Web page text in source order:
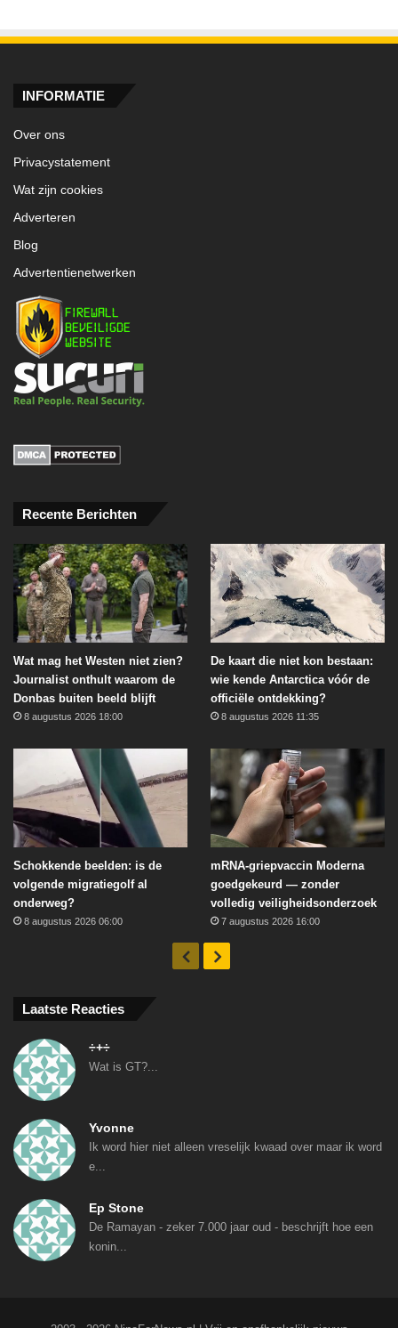
INFORMATIE
Over ons
Privacystatement
Wat zijn cookies
Adverteren
Blog
Advertentienetwerken
Recente Berichten
Wat mag het Westen niet zien?
Journalist onthult waarom de
Donbas buiten beeld blijft
8 augustus 2026 18:00
De kaart die niet kon bestaan:
wie kende Antarctica vóór de
officiële ontdekking?
8 augustus 2026 11:35
Schokkende beelden: is de
volgende migratiegolf al
onderweg?
8 augustus 2026 06:00
mRNA-griepvaccin Moderna
goedgekeurd — zonder
volledig veiligheidsonderzoek
7 augustus 2026 16:00
VorigeVolgende
Laatste Reacties
÷+÷
Wat is GT?...
Yvonne
Ik word hier niet alleen vreselijk kwaad over maar ik word
e...
Ep Stone
De Ramayan - zeker 7.000 jaar oud - beschrijft hoe een
konin...